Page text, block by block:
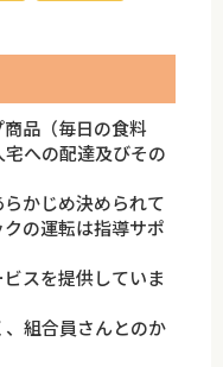
品（毎日の食料
への配達及びその
かじめ決められて
の運転は指導サポ
スを提供していま
組合員さんとのか